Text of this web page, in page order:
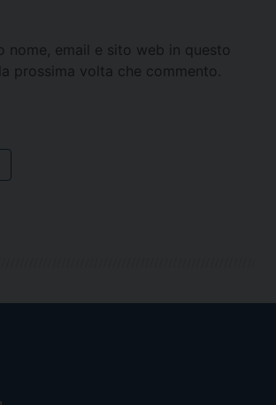
nome, email e sito web in questo
prossima volta che commento.